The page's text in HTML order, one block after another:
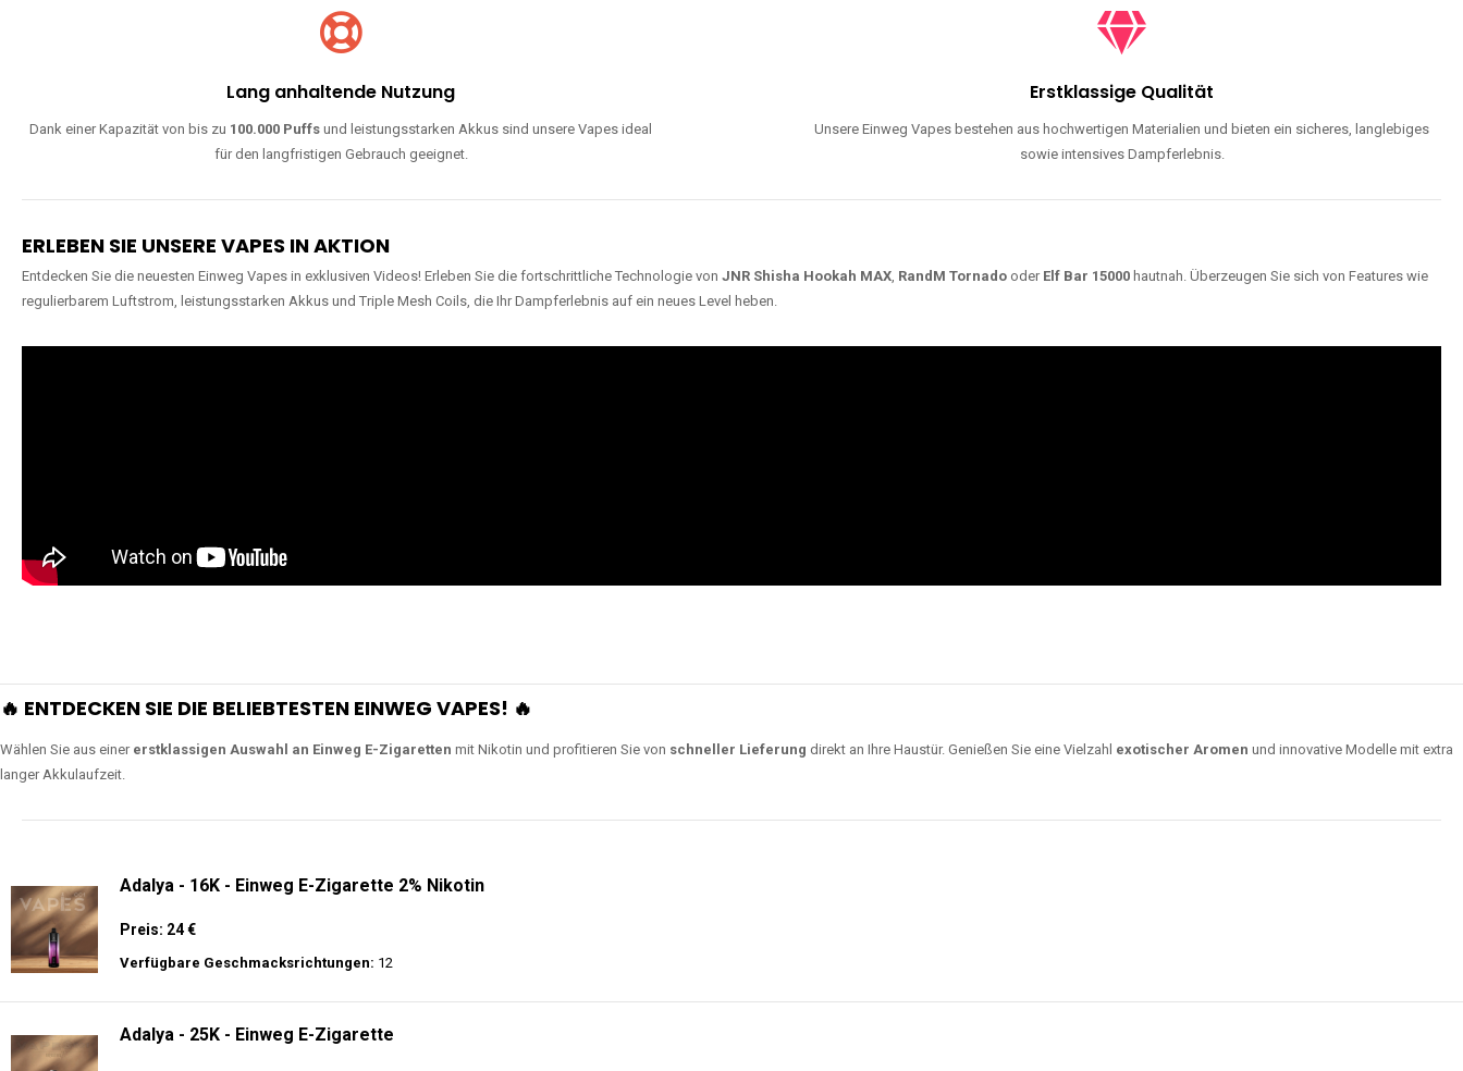
Lang anhaltende Nutzung
Dank einer Kapazität von bis zu 100.000 Puffs und leistungsstarken Akkus sind unsere Vapes ideal
für den langfristigen Gebrauch geeignet.
Erstklassige Qualität
Unsere Einweg Vapes bestehen aus hochwertigen Materialien und bieten ein sicheres, langlebiges
sowie intensives Dampferlebnis.
ERLEBEN SIE UNSERE VAPES IN AKTION
Entdecken Sie die neuesten Einweg Vapes in exklusiven Videos! Erleben Sie die fortschrittliche Technologie von JNR Shisha Hookah MAX, RandM Tornado oder Elf Bar 15000 hautnah. Überzeugen Sie sich von Features wie
regulierbarem Luftstrom, leistungsstarken Akkus und Triple Mesh Coils, die Ihr Dampferlebnis auf ein neues Level heben.
🔥 ENTDECKEN SIE DIE BELIEBTESTEN EINWEG VAPES! 🔥
Wählen Sie aus einer erstklassigen Auswahl an Einweg E-Zigaretten mit Nikotin und profitieren Sie von schneller Lieferung direkt an Ihre Haustür. Genießen Sie eine Vielzahl exotischer Aromen und innovative Modelle mit extra
langer Akkulaufzeit.
Adalya - 16K - Einweg E-Zigarette 2% Nikotin
Preis: 24 €
Verfügbare Geschmacksrichtungen: 12
Adalya - 25K - Einweg E-Zigarette